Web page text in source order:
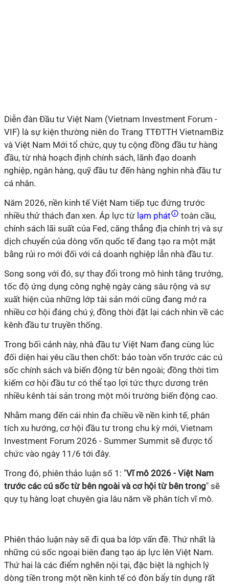
Diễn đàn Đầu tư Việt Nam (Vietnam Investment Forum -
VIF) là sự kiện thường niên do Trang TTĐTTH VietnamBiz
và Việt Nam Mới tổ chức, quy tụ cộng đồng đầu tư hàng
đầu, từ nhà hoạch định chính sách, lãnh đạo doanh
nghiệp, ngân hàng, quỹ đầu tư đến hàng nghìn nhà đầu tư
cá nhân.
Năm 2026, nền kinh tế Việt Nam tiếp tục đứng trước
nhiều thử thách đan xen. Áp lực từ lạm phát
toàn cầu,
chính sách lãi suất của Fed, căng thẳng địa chính trị và sự
dịch chuyển của dòng vốn quốc tế đang tạo ra một mặt
bằng rủi ro mới đối với cả doanh nghiệp lẫn nhà đầu tư.
Song song với đó, sự thay đổi trong mô hình tăng trưởng,
tốc độ ứng dụng công nghệ ngày càng sâu rộng và sự
xuất hiện của những lớp tài sản mới cũng đang mở ra
nhiều cơ hội đáng chú ý, đồng thời đặt lại cách nhìn về các
kênh đầu tư truyền thống.
Trong bối cảnh này, nhà đầu tư Việt Nam đang cùng lúc
đối diện hai yêu cầu then chốt: bảo toàn vốn trước các cú
sốc chính sách và biến động từ bên ngoài; đồng thời tìm
kiếm cơ hội đầu tư có thể tạo lợi tức thực dương trên
nhiều kênh tài sản trong một môi trường biến động cao.
Nhằm mang đến cái nhìn đa chiều về nền kinh tế, phân
tích xu hướng, cơ hội đầu tư trong chu kỳ mới, Vietnam
Investment Forum 2026 - Summer Summit sẽ được tổ
chức vào ngày 11/6 tới đây.
Trong đó, phiên thảo luận số 1: "Vĩ mô 2026 - Việt Nam
trước các cú sốc từ bên ngoài và cơ hội từ bên trong" sẽ
quy tụ hàng loạt chuyên gia lâu năm về phân tích vĩ mô.
Phiên thảo luận này sẽ đi qua ba lớp vấn đề. Thứ nhất là
những cú sốc ngoại biên đang tạo áp lực lên Việt Nam.
Thứ hai là các điểm nghẽn nội tại, đặc biệt là nghịch lý
dòng tiền trong một nền kinh tế có đòn bẩy tín dụng rất